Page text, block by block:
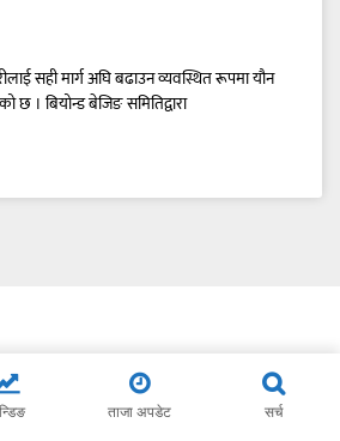
सही मार्ग अघि बढाउन व्यवस्थित रूपमा यौन
छ । बियोन्ड बेजिङ समितिद्वारा
ताजा अपडेट सर्च